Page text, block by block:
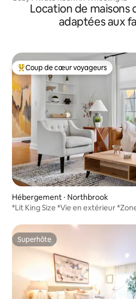
Location de maisons
adaptées aux
Coups de cœur voyageurs les plus
Coup de cœur voyageurs
Hébergement ⋅ Northbrook
*Lit King Size *Vie en extérieur
Superhôte
Superhôte